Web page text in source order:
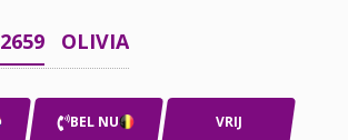
2659 OLIVIA
BEL NU VRIJ